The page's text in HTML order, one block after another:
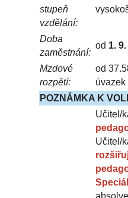
stupeň
vzdělání:
Doba
zaměstnání:
od 1.
Mzdové
rozpětí:
od
úvazek
POZNÁMKA K
Učitel/
Učitel/